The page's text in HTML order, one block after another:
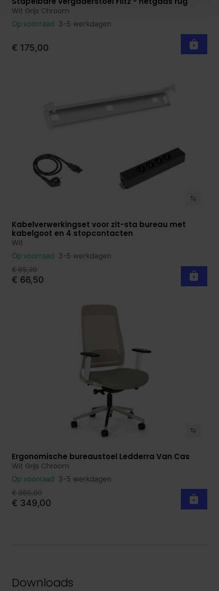
Bekijk product
Wit Grijs Chroom
Op voorraad 3-5 werkdagen
€ 175,00
Bekijk product
Kabelverwerkingset voor zit-sta bureau met
kabelgoot en 4 stopcontacten
Wit
Op voorraad 3-5 werkdagen
€ 85,20
€ 66,50
Bekijk product
Ergonomische bureaustoel Ledderra Van Cas
Wit Grijs Chroom
Op voorraad 3-5 werkdagen
€ 369,00
€ 349,00
Downloads